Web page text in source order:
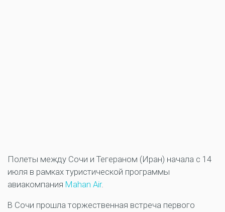
Полеты между Сочи и Тегераном (Иран) начала с 14
июля в рамках туристической программы
авиакомпания Mahan Air.
В Сочи прошла торжественная встреча первого